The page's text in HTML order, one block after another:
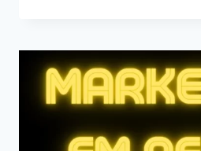
GPT
PARA
BLOGS
EM